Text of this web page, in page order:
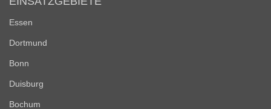
Essen
Dortmund
Bonn
Duisburg
Bochum